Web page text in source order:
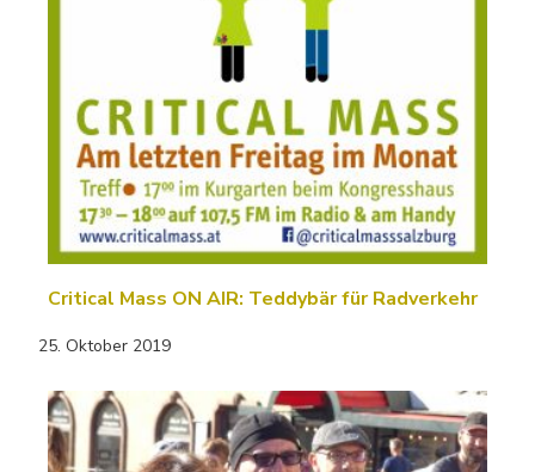
Critical Mass ON AIR: Teddybär für Radverkehr
25. Oktober 2019